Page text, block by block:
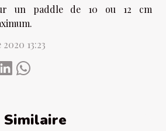
Similaire
un paddle de 10 ou 12 cm
13:23